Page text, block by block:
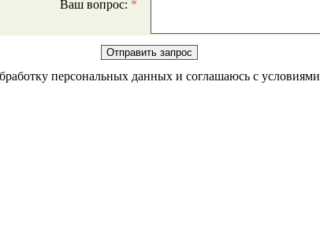
Ваш вопрос: *
персональных данных и соглашаюсь с условиями